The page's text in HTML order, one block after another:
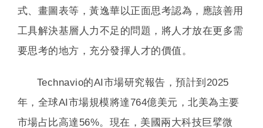
式、畫圖表等，黃逸華以正面思考認為，應該善用
工具解決基層人力不足的問題，將人才放在更多需
要思考的地方，充分發揮人才的價值。
Technavio的AI市場研究報告，預計到2025
年，全球AI市場規模將達764億美元，北美為主要
市場占比高達56%。現在，美國兩大科技巨擘微